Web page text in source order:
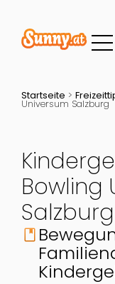
Startseite >
Universum Salzburg
Bowling
Salzburg
book